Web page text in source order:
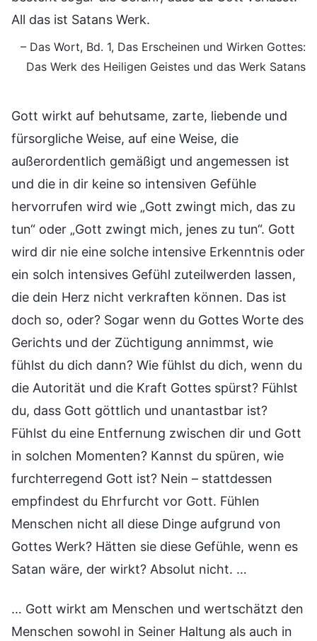
All das ist Satans Werk.
– Das Wort, Bd. 1, Das Erscheinen und Wirken Gottes:
Das Werk des Heiligen Geistes und das Werk Satans
Gott wirkt auf behutsame, zarte, liebende und
fürsorgliche Weise, auf eine Weise, die
außerordentlich gemäßigt und angemessen ist
und die in dir keine so intensiven Gefühle
hervorrufen wird wie „Gott zwingt mich, das zu
tun“ oder „Gott zwingt mich, jenes zu tun“. Gott
wird dir nie eine solche intensive Erkenntnis oder
ein solch intensives Gefühl zuteilwerden lassen,
die dein Herz nicht verkraften können. Das ist
doch so, oder? Sogar wenn du Gottes Worte des
Gerichts und der Züchtigung annimmst, wie
fühlst du dich dann? Wie fühlst du dich, wenn du
die Autorität und die Kraft Gottes spürst? Fühlst
du, dass Gott göttlich und unantastbar ist?
Fühlst du eine Entfernung zwischen dir und Gott
in solchen Momenten? Kannst du spüren, wie
furchterregend Gott ist? Nein – stattdessen
empfindest du Ehrfurcht vor Gott. Fühlen
Menschen nicht all diese Dinge aufgrund von
Gottes Werk? Hätten sie diese Gefühle, wenn es
Satan wäre, der wirkt? Absolut nicht. …
… Gott wirkt am Menschen und wertschätzt den
Menschen sowohl in Seiner Haltung als auch in